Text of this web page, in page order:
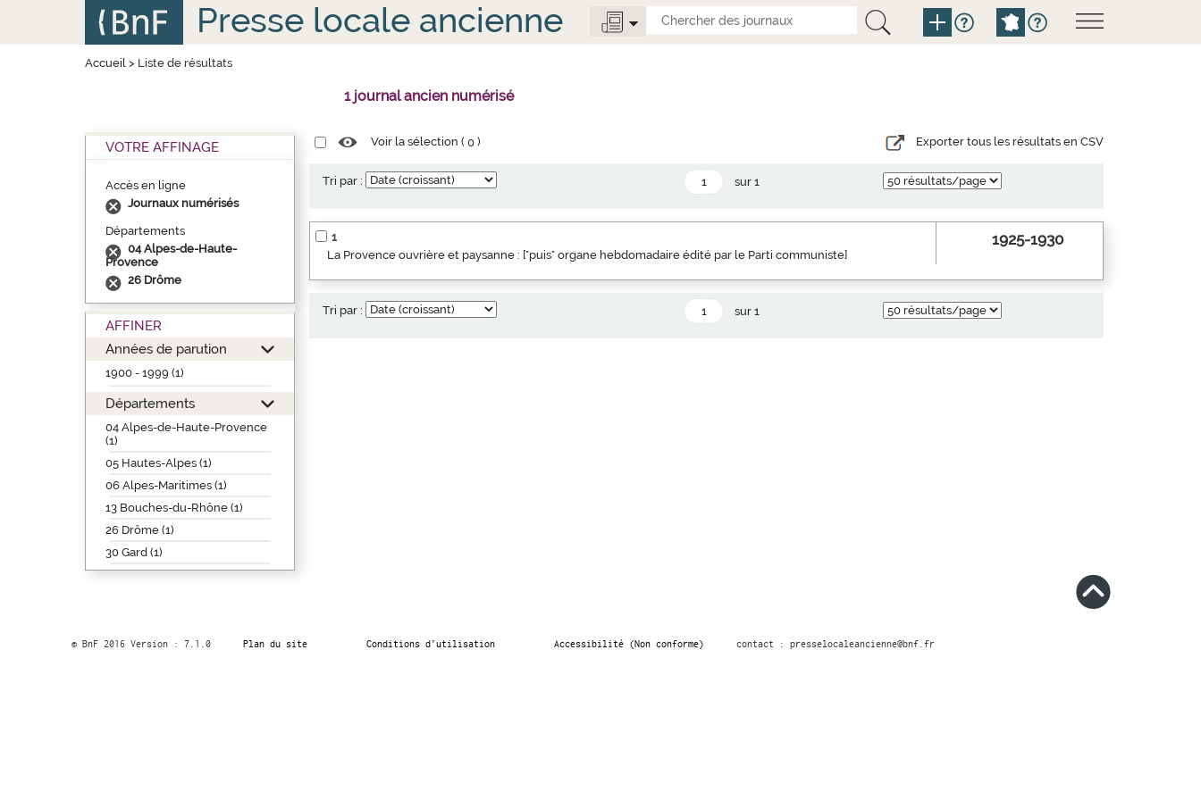
Presse locale ancienne
Accueil> Liste de résultats
1 journal ancien numérisé
VOTRE AFFINAGE
Accès en ligne
Journaux numérisés
Départements
04 Alpes-de-Haute-
Provence
26 Drôme
AFFINER
Années de parution
1900 - 1999 (1)
Départements
04 Alpes-de-Haute-Provence
(1)
05 Hautes-Alpes (1)
06 Alpes-Maritimes (1)
13 Bouches-du-Rhône (1)
26 Drôme (1)
30 Gard (1)
Voir la sélection (0 ) Exporter tous les résultats en CSV
Tri par : sur 1
1
La Provence ouvrière et paysanne : ["puis" organe hebdomadaire édité par le Parti communiste]
1925-1930
Tri par : sur 1
© BnF 2016 Version : 7.1.0 Plan du site Conditions d’utilisation Accessibilité (Non conforme) contact : presselocaleancienne@bnf.fr
Panneau de gestion des cookies